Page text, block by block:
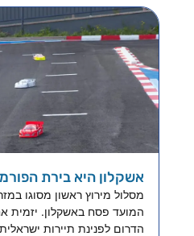
אשקלון היא בירת
מסלול מירוץ ראשון מסוגו
המועד פסח באשקלון. יזמית
הדרום לפנינת תיירות